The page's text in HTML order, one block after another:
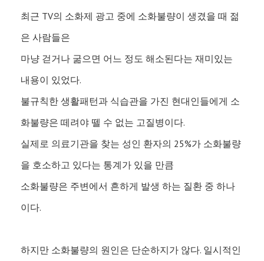
최근 TV의 소화제 광고 중에 소화불량이 생겼을 때 젊
은 사람들은
마냥 걷거나 굶으면 어느 정도 해소된다는 재미있는
내용이 있었다.
불규칙한 생활패턴과 식습관을 가진 현대인들에게 소
화불량은 떼려야 뗄 수 없는 고질병이다.
실제로 의료기관을 찾는 성인 환자의 25%가 소화불량
을 호소하고 있다는 통계가 있을 만큼
소화불량은 주변에서 흔하게 발생 하는 질환 중 하나
이다.
하지만 소화불량의 원인은 단순하지가 않다. 일시적인